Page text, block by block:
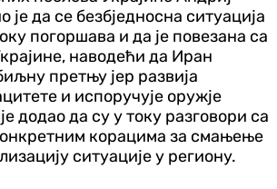
је да се безбједносна ситуација
погоршава и да је повезана са
наводећи да Иран
претњу јер развија
и испоручује оружје
додао да су у току разговори са
корацима за смањење
ситуације у региону.